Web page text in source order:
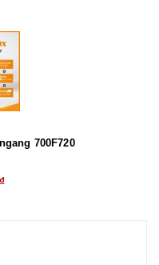
700F720